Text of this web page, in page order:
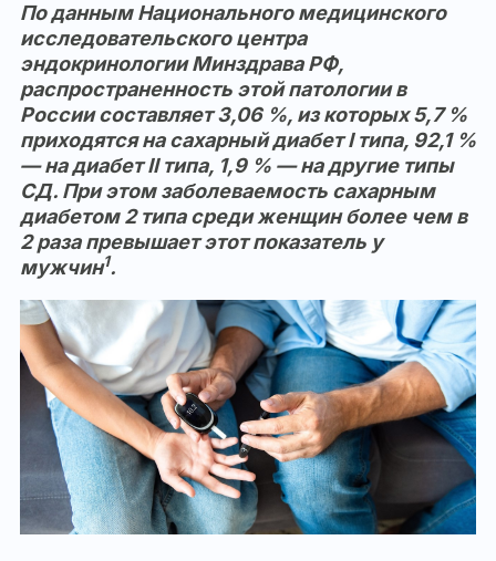
По данным Национального медицинского
исследовательского центра
эндокринологии Минздрава РФ,
распространенность этой патологии в
России составляет 3,06 %, из которых 5,7 %
приходятся на сахарный диабет I типа, 92,1 %
— на диабет II типа, 1,9 % — на другие типы
СД. При этом заболеваемость сахарным
диабетом 2 типа среди женщин более чем в
2 раза превышает этот показатель у
мужчин1.